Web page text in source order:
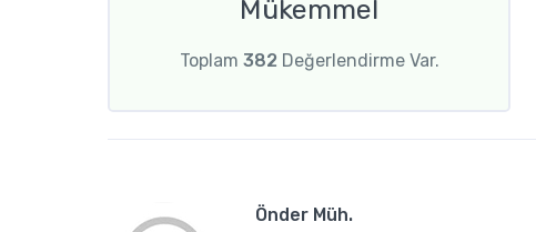
Mükemmel
Toplam 382 Değerlendirme Var.
Önder Müh.